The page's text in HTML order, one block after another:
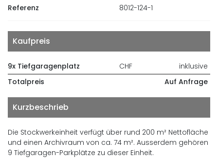
Referenz 8012-124-1
Kaufpreis
9x Tiefgaragenplatz CHF
inklusive
Totalpreis
Auf Anfrage
Kurzbeschrieb
Die Stockwerkeinheit verfügt über rund 200 m² Nettofläche
und einen Archivraum von ca. 74 m². Ausserdem gehören
9 Tiefgaragen-Parkplätze zu dieser Einheit.